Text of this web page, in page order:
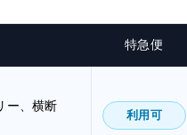
特急便
ー、横断
利用可